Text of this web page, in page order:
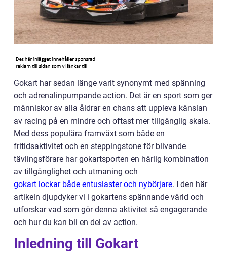
Gokart har sedan länge varit synonymt med spänning
och adrenalinpumpande action. Det är en sport som ger
människor av alla åldrar en chans att uppleva känslan
av racing på en mindre och oftast mer tillgänglig skala.
Med dess populära framväxt som både en
fritidsaktivitet och en steppingstone för blivande
tävlingsförare har gokartsporten en härlig kombination
av tillgänglighet och utmaning och
gokart lockar både entusiaster och nybörjare. I den här
artikeln djupdyker vi i gokartens spännande värld och
utforskar vad som gör denna aktivitet så engagerande
och hur du kan bli en del av action.
Inledning till Gokart